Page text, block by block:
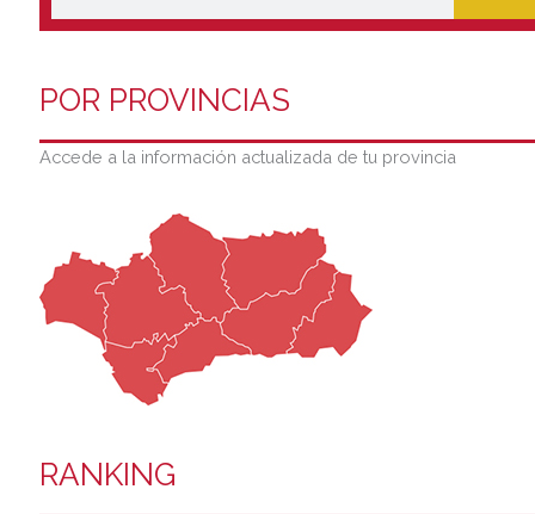
POR PROVINCIAS
Accede a la información actualizada de tu provincia
RANKING